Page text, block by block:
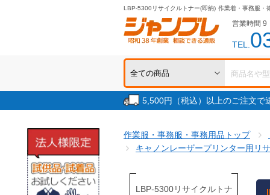
LBP-5300リサイクルトナー(即納) 作業着・事務服・
営業時間 9
TEL.
5,500円（税込）以上のご注文
作業服・事務服・事務用品トップ
キャノンレーザープリンター用リ
LBP-5300リサイクルトナ